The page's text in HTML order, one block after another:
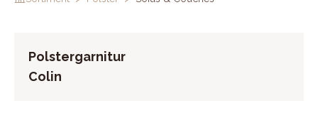
Polstergarnitur
Colin